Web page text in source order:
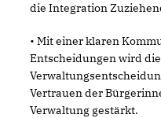
die Integration
• Mit einer klaren
Entscheidungen wird
Vertrauen der
Verwaltung gestärkt.